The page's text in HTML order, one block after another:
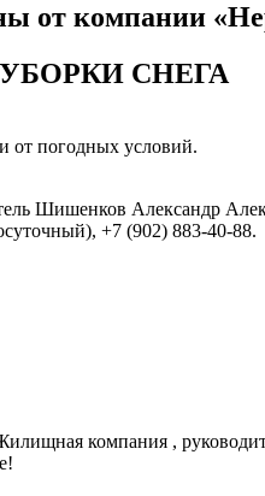
от компании
СНЕГА
от погодных условий.
Шишенков Александр
+7 (902) 883-40-88.
компания ,